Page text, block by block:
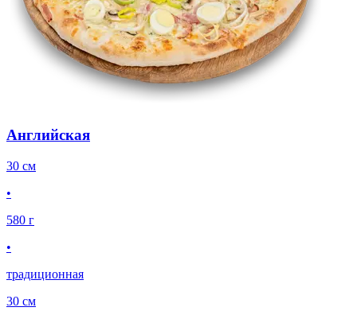
Английская
30 см
•
580 г
•
традиционная
30 см